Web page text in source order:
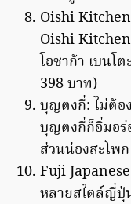
Oishi
Oishi
โอซาก้า เบนโ
398 บาท)
บุญตงกี่: ไม่ต้อ
บุญตงกี่ก็อิ่มอร่
ส่วนน่องสะโพ
Fuji
หลายสไตล์ญี่ปุ่